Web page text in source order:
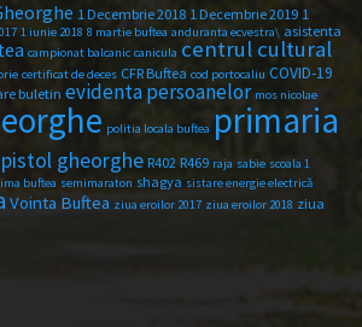
1 Decembrie 2018 1 Decembrie 2019 1
1 iunie 2018 8 martie buftea anduranta ecvestra\ asistenta
campionat balcanic canicula centrul cultural
certificat de deces CFR Buftea cod portocaliu COVID-19
buletin evidenta persoanelor mos nicolae
politia locala buftea primaria
gheorghe R402 R469 raja sabie scoala 1
buftea semimaraton shagya sistare energie electrică
Vointa Buftea ziua eroilor 2017 ziua eroilor 2018 ziua